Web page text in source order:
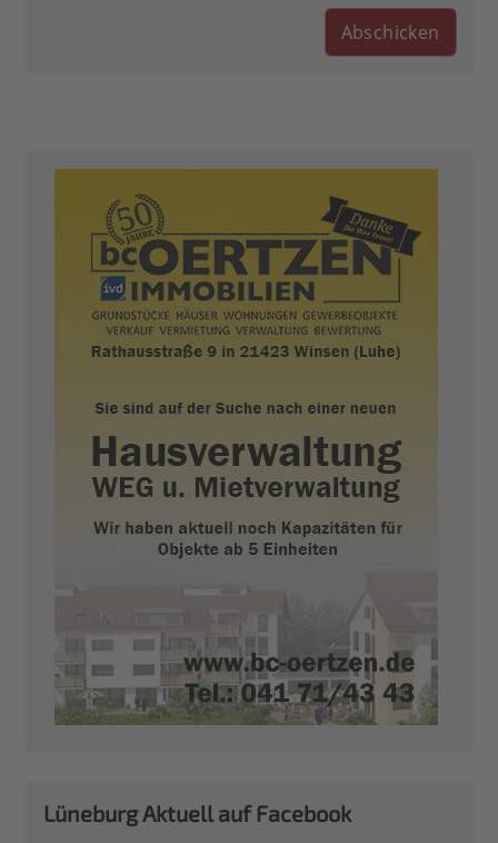
Lüneburg Aktuell auf Facebook